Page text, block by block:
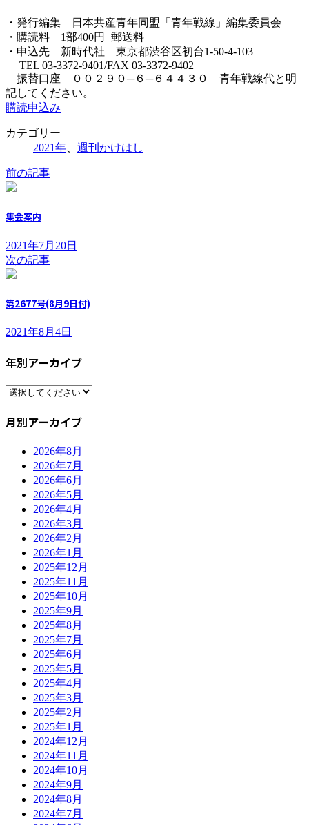
・発行編集 日本共産青年同盟「青年戦線」編集委員会
・購読料 1部400円+郵送料
・申込先 新時代社 東京都渋谷区初台1-50-4-103
TEL 03-3372-9401/FAX 03-3372-9402
振替口座 ００２９０─６─６４４３０ 青年戦線代と明
記してください。
購読申込み
カテゴリー
2021年
週刊かけはし
前の記事
集会案内
2021年7月20日
次の記事
第2677号(8月9日付)
2021年8月4日
年別アーカイブ
月別アーカイブ
2026年8月
2026年7月
2026年6月
2026年5月
2026年4月
2026年3月
2026年2月
2026年1月
2025年12月
2025年11月
2025年10月
2025年9月
2025年8月
2025年7月
2025年6月
2025年5月
2025年4月
2025年3月
2025年2月
2025年1月
2024年12月
2024年11月
2024年10月
2024年9月
2024年8月
2024年7月